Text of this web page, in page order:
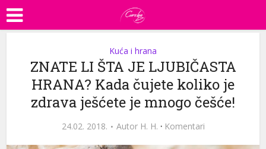
Kuća i hrana
ZNATE LI ŠTA JE LJUBIČASTA
HRANA? Kada čujete koliko je
zdrava ješćete je mnogo češće!
24.02. 2018. Autor H. H. · Komentari